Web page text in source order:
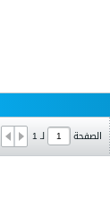
الصفحة لـ1